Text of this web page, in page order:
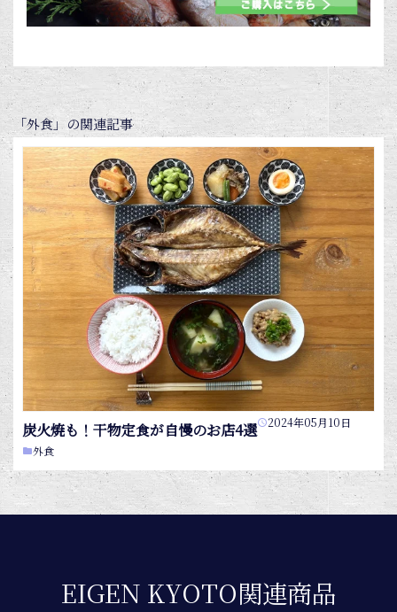
「外食」の関連記事
炭火焼も！干物定食が自慢のお店4選
2024年05月10日
外食
EIGEN KYOTO関連商品